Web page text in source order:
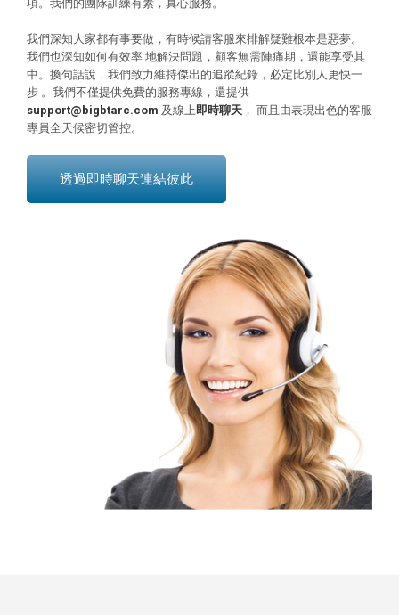
項。我們的團隊訓練有素，真心服務。
我們深知大家都有事要做，有時候請客服來排解疑難根本是惡夢。
我們也深知如何有效率 地解決問題，顧客無需陣痛期，還能享受其
中。換句話說，我們致力維持傑出的追蹤紀錄，必定比別人更快一
步 。我們不僅提供免費的服務專線，還提供
support@bigbtarc.com 及線上即時聊天 ， 而且由表現出色的客服
專員全天候密切管控。
透過即時聊天連結彼此